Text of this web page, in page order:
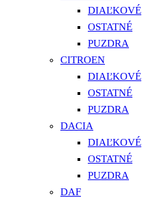
DIAĽKOVÉ
OSTATNÉ
PUZDRA
CITROEN
DIAĽKOVÉ
OSTATNÉ
PUZDRA
DACIA
DIAĽKOVÉ
OSTATNÉ
PUZDRA
DAF